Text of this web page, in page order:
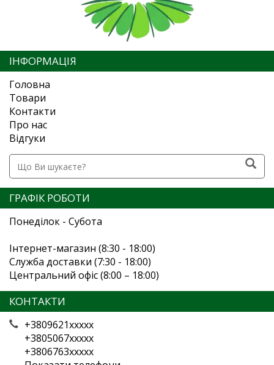
ІНФОРМАЦІЯ
Головна
Товари
Контакти
Про нас
Відгуки
ГРАФІК РОБОТИ
Понеділок - Субота
Інтернет-магазин (8:30 - 18:00)
Служба доставки (7:30 - 18:00)
Центральний офіс (8:00 – 18:00)
КОНТАКТИ
+3809621xxxxx
+3805067xxxxx
+3806763xxxxx